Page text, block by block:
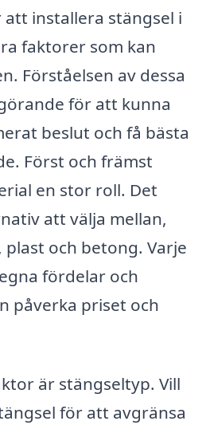
installera stängsel i
faktorer som kan
Förståelsen av dessa
för att kunna
beslut och få bästa
Först och främst
en stor roll. Det
att välja mellan,
och betong. Varje
fördelar och
påverka priset och
är stängseltyp. Vill
för att avgränsa